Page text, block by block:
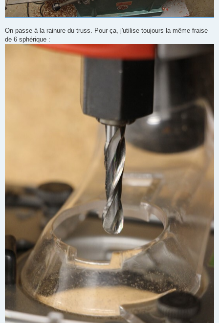
On passe à la rainure du truss. Pour ça, j'utilise toujours la même fraise
de 6 sphérique :